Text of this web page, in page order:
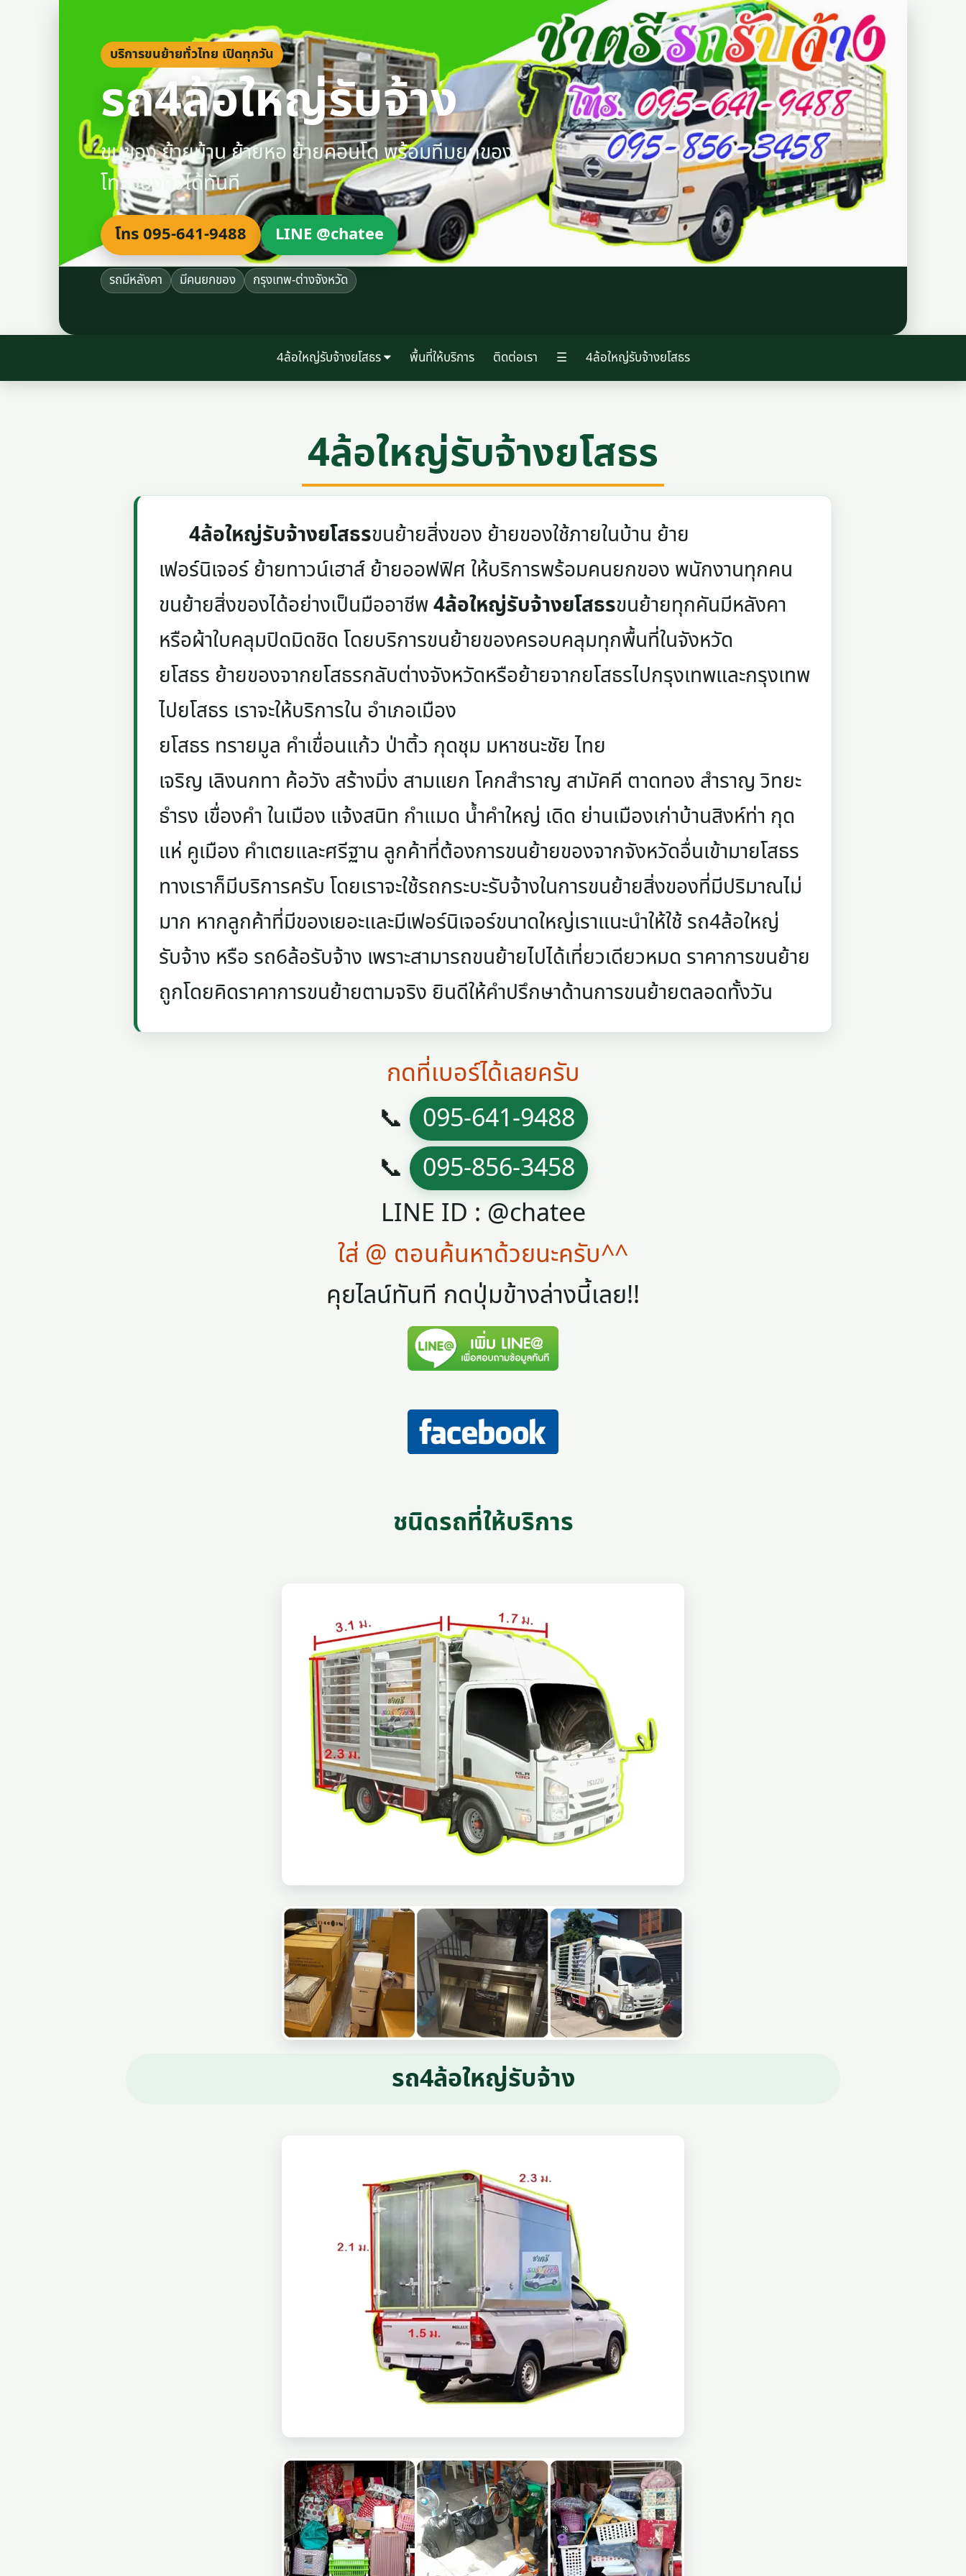
บริการขนย้ายทั่วไทย เปิดทุกวัน
รถ4ล้อใหญ่รับจ้าง
ขนของ ย้ายบ้าน ย้ายหอ ย้ายคอนโด พร้อมทีมยกของ
โทรจองคิวได้ทันที
โทร 095-641-9488 LINE @chatee
รถมีหลังคา มีคนยกของ กรุงเทพ-ต่างจังหวัด
4ล้อใหญ่รับจ้างยโสธร พื้นที่ให้บริการ ติดต่อเรา ☰ 4ล้อใหญ่รับจ้างยโสธร
4ล้อใหญ่รับจ้างยโสธร
4ล้อใหญ่รับจ้างยโสธรขนย้ายสิ่งของ ย้ายของใช้ภายในบ้าน ย้าย
เฟอร์นิเจอร์ ย้ายทาวน์เฮาส์ ย้ายออฟฟิศ ให้บริการพร้อมคนยกของ พนักงานทุกคน
ขนย้ายสิ่งของได้อย่างเป็นมืออาชีพ4ล้อใหญ่รับจ้างยโสธรขนย้ายทุกคันมีหลังคา
หรือผ้าใบคลุมปิดมิดชิด โดยบริการขนย้ายของครอบคลุมทุกพื้นที่ในจังหวัด
ยโสธร ย้ายของจากยโสธรกลับต่างจังหวัดหรือย้ายจากยโสธรไปกรุงเทพและกรุงเทพ
ไปยโสธร เราจะให้บริการใน อำเภอเมือง
ยโสธร ทรายมูล คำเขื่อนแก้ว ป่าติ้ว กุดชุม มหาชนะชัย ไทย
เจริญ เลิงนกทา ค้อวัง สร้างมิ่ง สามแยก โคกสำราญ สามัคคี ตาดทอง สำราญ วิทยะ
ธำรง เขื่องคำ ในเมือง แจ้งสนิท กำแมด น้ำคำใหญ่ เดิด ย่านเมืองเก่าบ้านสิงห์ท่า กุด
แห่ คูเมือง คำเตยและศรีฐาน ลูกค้าที่ต้องการขนย้ายของจากจังหวัดอื่นเข้ามายโสธร
ทางเราก็มีบริการครับ โดยเราจะใช้รถกระบะรับจ้างในการขนย้ายสิ่งของที่มีปริมาณไม่
มาก หากลูกค้าที่มีของเยอะและมีเฟอร์นิเจอร์ขนาดใหญ่เราแนะนำให้ใช้ รถ4ล้อใหญ่
รับจ้าง หรือ รถ6ล้อรับจ้าง เพราะสามารถขนย้ายไปได้เที่ยวเดียวหมด ราคาการขนย้าย
ถูกโดยคิดราคาการขนย้ายตามจริง ยินดีให้คำปรึกษาด้านการขนย้ายตลอดทั้งวัน
กดที่เบอร์ได้เลยครับ
📞
095-641-9488
📞
095-856-3458
LINE ID : @chatee
ใส่ @ ตอนค้นหาด้วยนะครับ^^
คุยไลน์ทันที กดปุ่มข้างล่างนี้เลย!!
ชนิดรถที่ให้บริการ
รถ4ล้อใหญ่รับจ้าง